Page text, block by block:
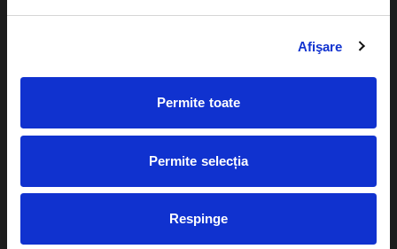
Afişare
Permite toate
Permite selecția
Respinge
Diverse
Despre noi
Contact